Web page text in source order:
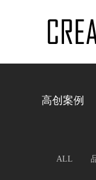
高创案例
ALL